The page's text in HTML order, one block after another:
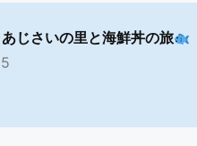
あじさいの里と海鮮丼の旅